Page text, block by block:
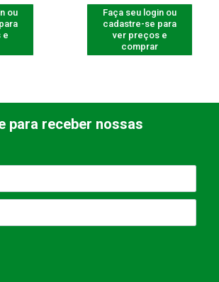
ou
e
Faça seu login ou
cadastre-se para
ver preços e
comprar
para receber nossas